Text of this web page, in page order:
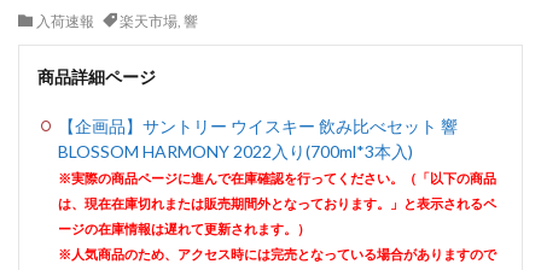
入荷速報
楽天市場, 響
商品詳細ページ
【企画品】サントリー ウイスキー 飲み比べセット 響
BLOSSOM HARMONY 2022入り(700ml*3本入)
※実際の商品ページに進んで在庫確認を行ってください。（「以下の商品
は、現在在庫切れまたは販売期間外となっております。」と表示されるペ
ージの在庫情報は遅れて更新されます。）
※人気商品のため、アクセス時には完売となっている場合がありますので